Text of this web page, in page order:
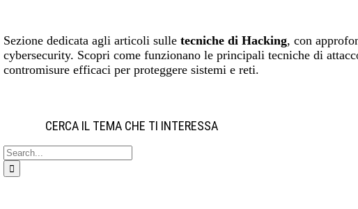
Sezione dedicata agli articoli sulletecniche di Hacking, con
cybersecurity. Scopri come funzionano le principali tecniche di
contromisure efficaci per proteggere sistemi e reti.
CERCA IL TEMA CHE TI INTERESSA
Search
for: